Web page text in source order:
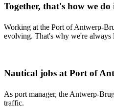
Together, that's how we do
Working at the Port of Antwerp-
evolving. That's why we're always
Nautical jobs at Port of
As port manager, the Antwerp-
traffic.